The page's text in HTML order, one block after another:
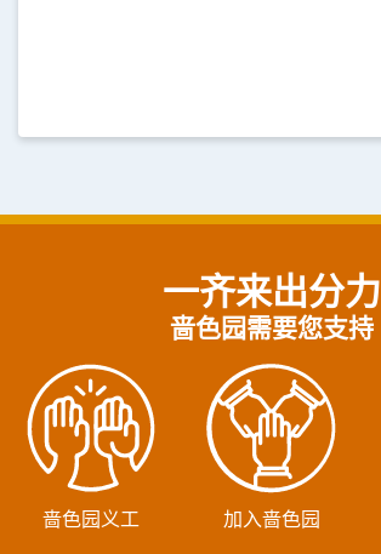
一齐来出分力
啬色园需要您支持
啬色园义工 加入啬色园